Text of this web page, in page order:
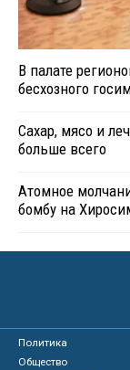
В палате
бесхозного
Сахар, мясо и
больше всего
Атомное
бомбу на
Политика
Общество